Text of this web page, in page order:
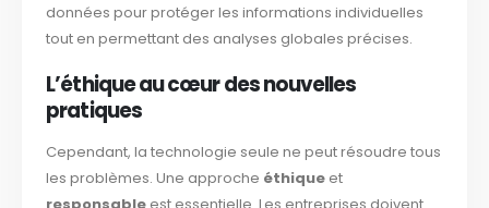
données pour protéger les informations individuelles
tout en permettant des analyses globales précises.
L’éthique au cœur des nouvelles
pratiques
Cependant, la technologie seule ne peut résoudre tous
les problèmes. Une approche éthique et